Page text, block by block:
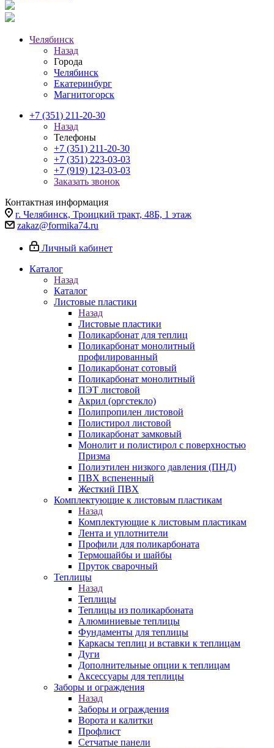
Челябинск
Назад
Города
Челябинск
Екатеринбург
Магнитогорск
+7 (351) 211-20-30
Назад
Телефоны
+7 (351) 211-20-30
+7 (351) 223-03-03
+7 (919) 123-03-03
Заказать звонок
Контактная информация
г. Челябинск, Троицкий тракт, 48Б, 1 этаж
zakaz@formika74.ru
Личный кабинет
Каталог
Назад
Каталог
Листовые пластики
Назад
Листовые пластики
Поликарбонат для теплиц
Поликарбонат монолитный
профилированный
Поликарбонат сотовый
Поликарбонат монолитный
ПЭТ листовой
Акрил (оргстекло)
Полипропилен листовой
Полистирол листовой
Поликарбонат замковый
Монолит и полистирол с поверхностью
Призма
Полиэтилен низкого давления (ПНД)
ПВХ вспененный
Жесткий ПВХ
Комплектующие к листовым пластикам
Назад
Комплектующие к листовым пластикам
Лента и уплотнители
Профили для поликарбоната
Термошайбы и шайбы
Пруток сварочный
Теплицы
Назад
Теплицы
Теплицы из поликарбоната
Алюминиевые теплицы
Фундаменты для теплицы
Каркасы теплиц и вставки к теплицам
Дуги
Дополнительные опции к теплицам
Аксессуары для теплицы
Заборы и ограждения
Назад
Заборы и ограждения
Ворота и калитки
Профлист
Сетчатые панели